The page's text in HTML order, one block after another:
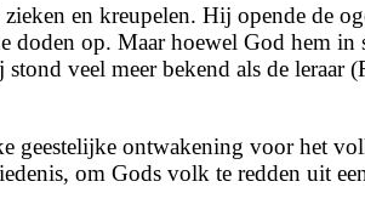
en kreupelen. Hij opende de
op. Maar hoewel God hem
veel meer bekend als de
geestelijke ontwakening voor het
om Gods volk te redden uit